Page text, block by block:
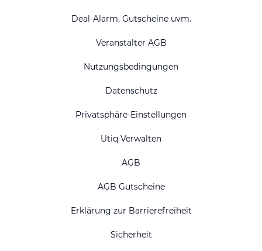
Deal-Alarm, Gutscheine uvm.
Veranstalter AGB
Nutzungsbedingungen
Datenschutz
Privatsphäre-Einstellungen
Utiq Verwalten
AGB
AGB Gutscheine
Erklärung zur Barrierefreiheit
Sicherheit